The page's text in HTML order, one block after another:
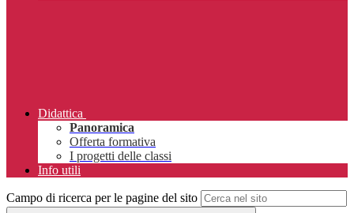
Didattica
Panoramica
Offerta formativa
I progetti delle classi
Info utili
Campo di ricerca per le pagine del sito